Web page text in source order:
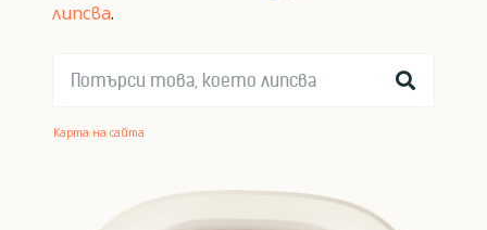
липсва.
Карта на сайта